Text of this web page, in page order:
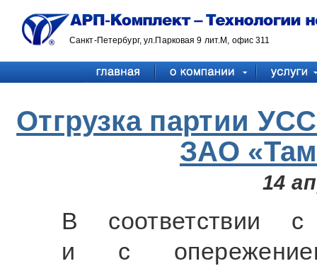
Санкт-Петербург, ул.Парковая 9 лит.М, офис 311
Отгрузка партии
ЗАО
14
В соответствии с
и с